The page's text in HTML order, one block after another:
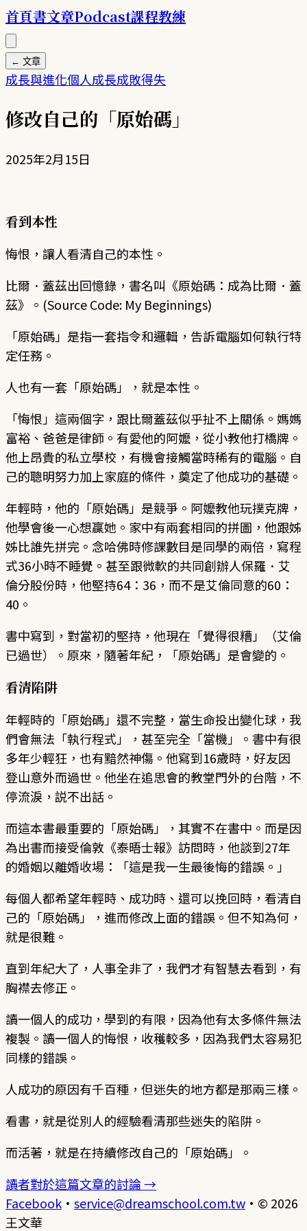
首頁書文章Podcast課程教練
← 文章
成長與進化個人成長成敗得失
修改自己的「原始碼」
2025年2月15日
看到本性
悔恨，讓人看清自己的本性。
比爾．蓋茲出回憶錄，書名叫《原始碼：成為比爾．蓋
茲》。(Source Code: My Beginnings)
「原始碼」是指一套指令和邏輯，告訴電腦如何執行特
定任務。
人也有一套「原始碼」，就是本性。
「悔恨」這兩個字，跟比爾蓋茲似乎扯不上關係。媽媽
富裕、爸爸是律師。有愛他的阿嬤，從小教他打橋牌。
他上昂貴的私立學校，有機會接觸當時稀有的電腦。自
己的聰明努力加上家庭的條件，奠定了他成功的基礎。
年輕時，他的「原始碼」是競爭。阿嬤教他玩撲克牌，
他學會後一心想贏她。家中有兩套相同的拼圖，他跟姊
姊比誰先拼完。念哈佛時修課數目是同學的兩倍，寫程
式36小時不睡覺。甚至跟微軟的共同創辦人保羅．艾
倫分股份時，他堅持64：36，而不是艾倫同意的60：
40。
書中寫到，對當初的堅持，他現在「覺得很糟」（艾倫
已過世）。原來，隨著年紀，「原始碼」是會變的。
看清陷阱
年輕時的「原始碼」還不完整，當生命投出變化球，我
們會無法「執行程式」，甚至完全「當機」。書中有很
多年少輕狂，也有黯然神傷。他寫到16歲時，好友因
登山意外而過世。他坐在追思會的教堂門外的台階，不
停流淚，説不出話。
而這本書最重要的「原始碼」，其實不在書中。而是因
為出書而接受倫敦《泰晤士報》訪問時，他談到27年
的婚姻以離婚收場：「這是我一生最後悔的錯誤。」
每個人都希望年輕時、成功時、還可以挽回時，看清自
己的「原始碼」，進而修改上面的錯誤。但不知為何，
就是很難。
直到年紀大了，人事全非了，我們才有智慧去看到，有
胸襟去修正。
讀一個人的成功，學到的有限，因為他有太多條件無法
複製。讀一個人的悔恨，收穫較多，因為我們太容易犯
同樣的錯誤。
人成功的原因有千百種，但迷失的地方都是那兩三樣。
看書，就是從別人的經驗看清那些迷失的陷阱。
而活著，就是在持續修改自己的「原始碼」。
讀者對於這篇文章的討論 →
Facebook · service@dreamschool.com.tw · © 2026
王文華